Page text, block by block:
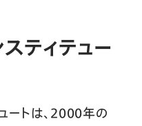
ティテュー
ートは、2000年の